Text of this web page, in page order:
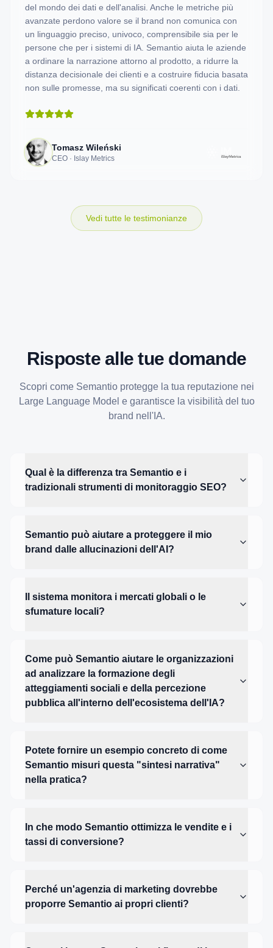
del mondo dei dati e dell'analisi. Anche le metriche più
avanzate perdono valore se il brand non comunica con
un linguaggio preciso, univoco, comprensibile sia per le
persone che per i sistemi di IA. Semantio aiuta le aziende
a ordinare la narrazione attorno al prodotto, a ridurre la
distanza decisionale dei clienti e a costruire fiducia basata
non sulle promesse, ma su significati coerenti con i dati.
Tomasz Wileński
CEO · Islay Metrics
Vedi tutte le testimonianze
Risposte alle tue domande
Scopri come Semantio protegge la tua reputazione nei
Large Language Model e garantisce la visibilità del tuo
brand nell'IA.
Qual è la differenza tra Semantio e i
tradizionali strumenti di monitoraggio SEO?
Semantio può aiutare a proteggere il mio
brand dalle allucinazioni dell'AI?
Il sistema monitora i mercati globali o le
sfumature locali?
Come può Semantio aiutare le organizzazioni
ad analizzare la formazione degli
atteggiamenti sociali e della percezione
pubblica all'interno dell'ecosistema dell'IA?
Potete fornire un esempio concreto di come
Semantio misuri questa "sintesi narrativa"
nella pratica?
In che modo Semantio ottimizza le vendite e i
tassi di conversione?
Perché un'agenzia di marketing dovrebbe
proporre Semantio ai propri clienti?